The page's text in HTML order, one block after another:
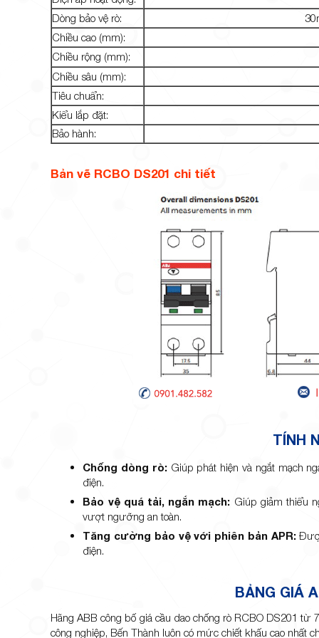
Dòng bảo vệ rò:
Chiều cao (mm):
Chiều rộng (mm):
Chiều sâu (mm):
Tiêu chuẩn:
Kiểu lắp đặt:
Bảo hành:
Bản vẽ RCBO DS201 chi tiết
TÍNH
Chống dòng rò:Giúp phát hiện và ngắt mạch
điện.
Bảo vệ quá tải, ngắn mạch: Giúp giảm thiểu
vượt ngưỡng an toàn.
Tăng cường bảo vệ với phiên bản APR:
điện.
BẢNG GIÁ
Hãng ABB công bố giá cầu dao chống rò RCBO DS201
công nghiệp, Bến Thành luôn có mức chiết khấu cao nhất